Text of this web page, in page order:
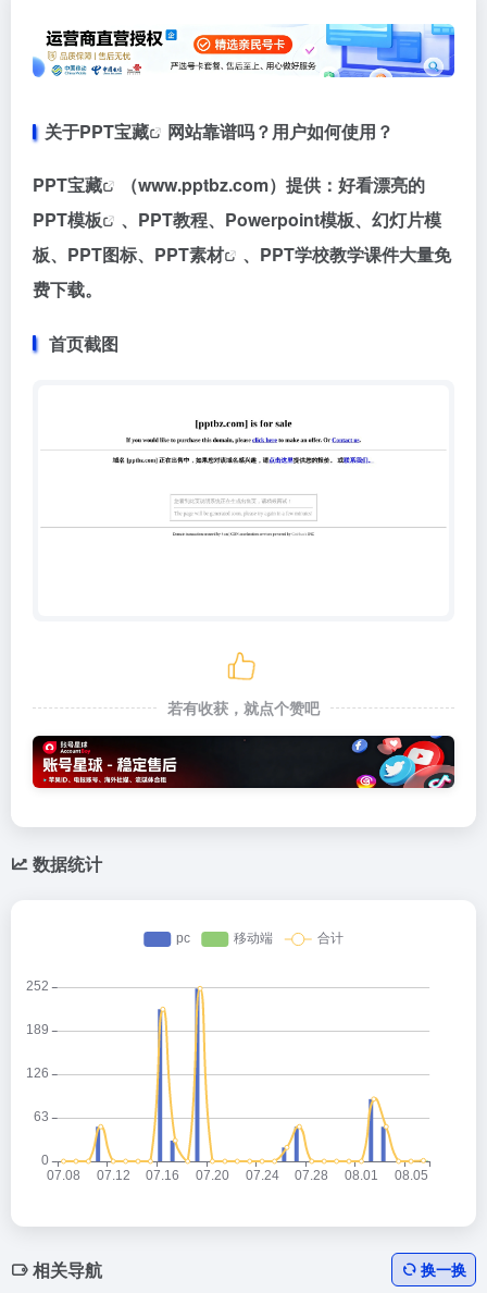
关于PPT宝藏 网站靠谱吗？用户如何使用？
PPT宝藏
（www.pptbz.com）提供：好看漂亮的
PPT模板
、PPT教程、Powerpoint模板、幻灯片模
板、PPT图标、 PPT素材
、PPT学校教学课件大量免
费下载。
首页截图
若有收获，就点个赞吧
数据统计
相关导航 换一换